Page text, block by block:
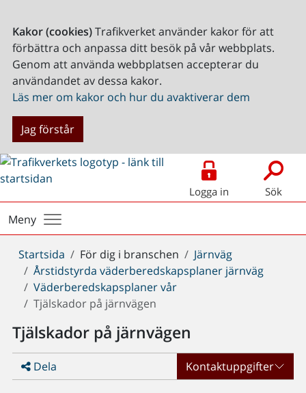
Kakor (cookies)Trafikverket använder kakor för att
förbättra och anpassa ditt besök på vår webbplats.
Genom att använda webbplatsen accepterar du
användandet av dessa kakor.
Läs mer om kakor och hur du avaktiverar dem
Jag förstår
Logga in Sök
Meny
Du
är
här:
Startsida För dig i branschen
Järnväg
Årstidstyrda väderberedskapsplaner järnväg
Väderberedskapsplaner vår
Tjälskador på järnvägen
Tjälskador på järnvägen
Dela Kontaktuppgifter